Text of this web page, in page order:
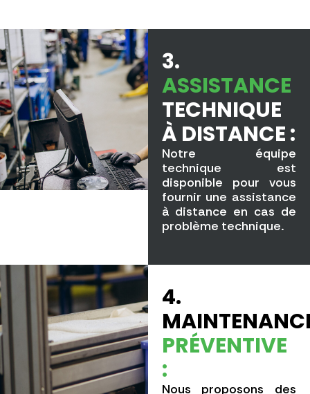
3.
ASSISTANCE
TECHNIQUE
À DISTANCE :
Notre équipe
technique est
disponible pour vous
fournir une assistance
à distance en cas de
problème technique.
4.
PRÉVENTIVE
:
Nous proposons des